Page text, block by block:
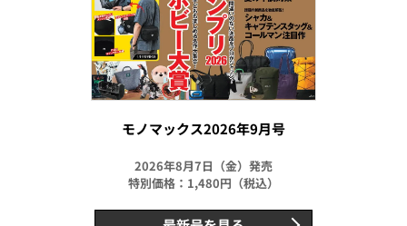
モノマックス2026年9月号
2026年8月7日（金）発売
特別価格：1,480円（税込）